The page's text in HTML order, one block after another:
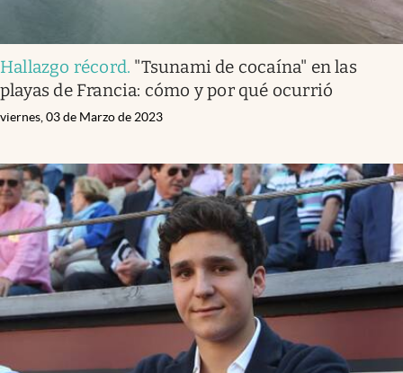
Hallazgo récord. "Tsunami de cocaína" en las
playas de Francia: cómo y por qué ocurrió
viernes, 03 de Marzo de 2023